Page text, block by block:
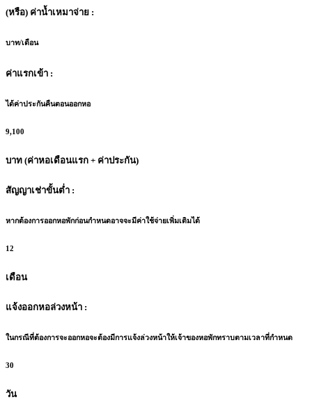
(หรือ) ค่าน้ำเหมาจ่าย :
บาท/เดือน
ค่าแรกเข้า :
ได้ค่าประกันคืนตอนออกหอ
9,100
บาท (ค่าหอเดือนแรก + ค่าประกัน)
สัญญาเช่าขั้นต่ำ :
หากต้องการออกหอพักก่อนกำหนดอาจจะมีค่าใช้จ่ายเพิ่มเติมได้
12
เดือน
แจ้งออกหอล่วงหน้า :
ในกรณีที่ต้องการจะออกหอจะต้องมีการแจ้งล่วงหน้าให้เจ้าของหอพักทราบตามเวลาที่กำหนด
30
วัน